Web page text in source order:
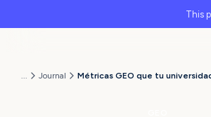
This
... Journal Métricas GEO que tu